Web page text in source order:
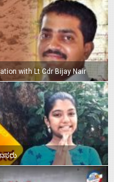
with Lt Cdr Bijay Nair